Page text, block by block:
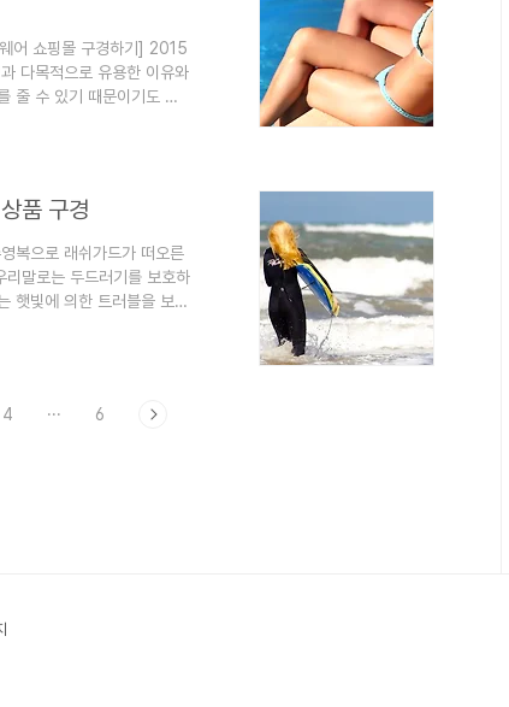
어 쇼핑몰 구경하기] 2015
다목적으로 유용한 이유와
줄 수 있기 때문이기도 합
관련 검색어에서도 계속
품 구경
복으로 래쉬가드가 떠오른
말로는 두드러기를 보호하
햇빛에 의한 트러블을 보호
쉬가드의 판매량이 높아
4 ··· 6